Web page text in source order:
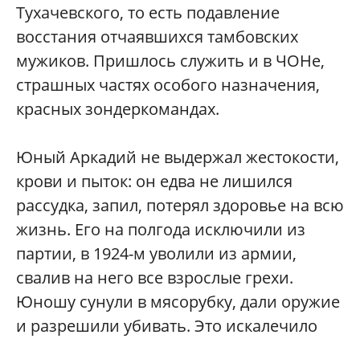
Тухачевского, то есть подавление
восстания отчаявшихся тамбовских
мужиков. Пришлось служить и в ЧОНе,
страшных частях особого назначения,
красных зондеркомандах.
Юный Аркадий не выдержал жестокости,
крови и пыток: он едва не лишился
рассудка, запил, потерял здоровье на всю
жизнь. Его на полгода исключили из
партии, в 1924-м уволили из армии,
свалив на него все взрослые грехи.
Юношу сунули в мясорубку, дали оружие
и разрешили убивать. Это искалечило